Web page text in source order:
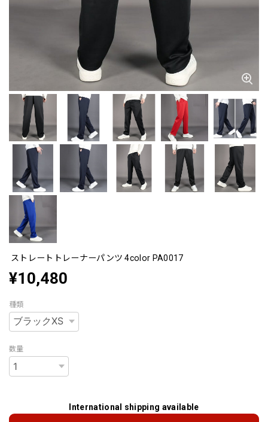
ストレートトレーナーパンツ 4color PA0017
¥10,480
種類
数量
International shipping available